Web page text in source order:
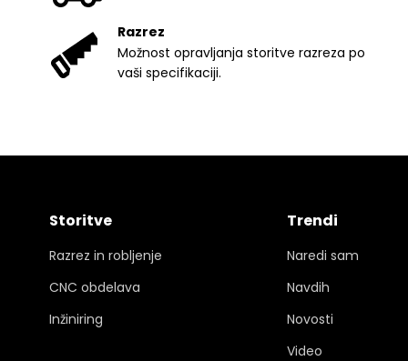
Razrez
Možnost opravljanja storitve razreza po
vaši specifikaciji.
Storitve
Razrez in robljenje
CNC obdelava
Inžiniring
Trendi
Naredi sam
Navdih
Novosti
Video